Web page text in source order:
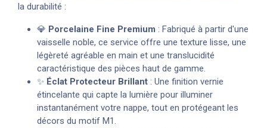
la durabilité :
💎 Porcelaine Fine Premium : Fabriqué à partir d'une
vaisselle noble, ce service offre une texture lisse, une
légèreté agréable en main et une translucidité
caractéristique des pièces haut de gamme.
✨ Éclat Protecteur Brillant : Une finition vernie
étincelante qui capte la lumière pour illuminer
instantanément votre nappe, tout en protégeant les
décors du motif M1.